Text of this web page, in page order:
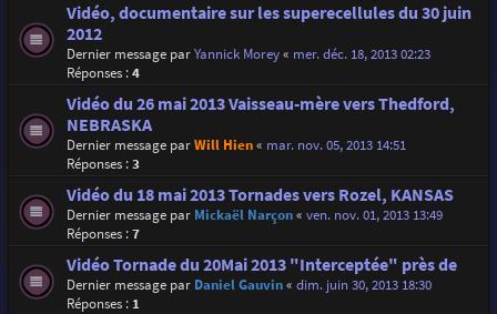
Vidéo, documentaire sur les superecellules du 30 juin
2012
Dernier message parYannick Morey« mer. déc. 18, 2013 02:23
Réponses :4
Vidéo du 26 mai 2013 Vaisseau-mère vers Thedford,
NEBRASKA
Dernier message parWill Hien« mar. nov. 05, 2013 14:51
Réponses :3
Vidéo du 18 mai 2013 Tornades vers Rozel, KANSAS
Dernier message par Mickaël Narçon« ven. nov. 01, 2013 13:49
Réponses :7
Vidéo Tornade du 20Mai 2013 "Interceptée" près de
Dernier message par Daniel Gauvin« dim. juin 30, 2013 18:30
Réponses : 1